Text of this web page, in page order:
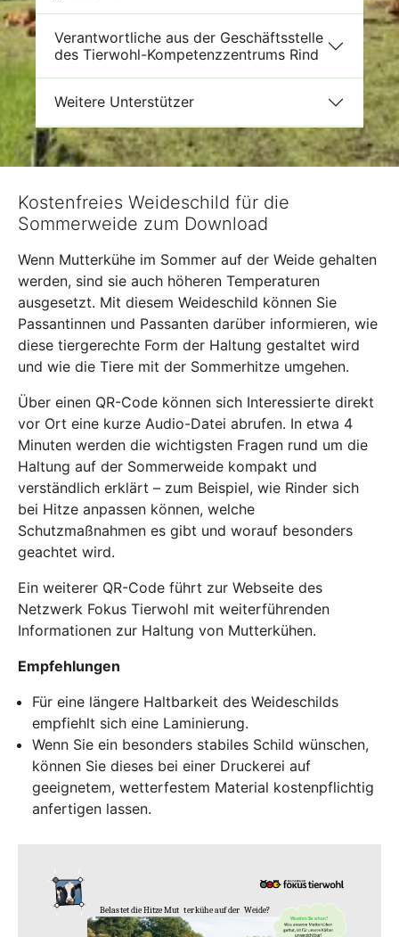
Verantwortliche aus der Geschäftsstelle
des Tierwohl-Kompetenzzentrums Rind
Weitere Unterstützer
Kostenfreies Weideschild für die
Sommerweide zum Download
Wenn Mutterkühe im Sommer auf der Weide gehalten
werden, sind sie auch höheren Temperaturen
ausgesetzt. Mit diesem Weideschild können Sie
Passantinnen und Passanten darüber informieren, wie
diese tiergerechte Form der Haltung gestaltet wird
und wie die Tiere mit der Sommerhitze umgehen.
Über einen QR-Code können sich Interessierte direkt
vor Ort eine kurze Audio-Datei abrufen. In etwa 4
Minuten werden die wichtigsten Fragen rund um die
Haltung auf der Sommerweide kompakt und
verständlich erklärt – zum Beispiel, wie Rinder sich
bei Hitze anpassen können, welche
Schutzmaßnahmen es gibt und worauf besonders
geachtet wird.
Ein weiterer QR-Code führt zur Webseite des
Netzwerk Fokus Tierwohl mit weiterführenden
Informationen zur Haltung von Mutterkühen.
Empfehlungen
Für eine längere Haltbarkeit des Weideschilds
empfiehlt sich eine Laminierung.
Wenn Sie ein besonders stabiles Schild wünschen,
können Sie dieses bei einer Druckerei auf
geeignetem, wetterfestem Material kostenpflichtig
anfertigen lassen.